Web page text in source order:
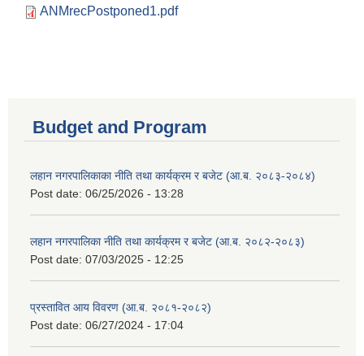
ANMrecPostponed1.pdf
Budget and Program
लहान नगरपालिकाका नीति तथा कार्यक्रम र बजेट (आ.ब. २०८३-२०८४)
Post date: 06/25/2026 - 13:28
लहान नगरपालिका नीति तथा कार्यक्रम र बजेट (आ.ब. २०८२-२०८३)
Post date: 07/03/2025 - 12:25
प्रस्तावित आय विवरण (आ.ब. २०८१-२०८२)
Post date: 06/27/2024 - 17:04